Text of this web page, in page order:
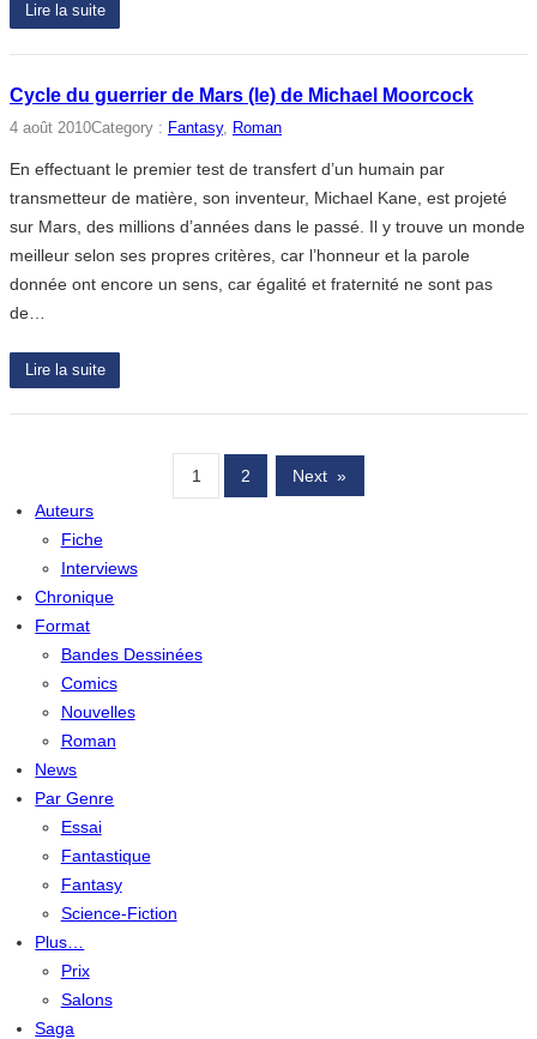
Lire la suite
Cycle du guerrier de Mars (le) de Michael Moorcock
4 août 2010Category : Fantasy, Roman
En effectuant le premier test de transfert d’un humain par
transmetteur de matière, son inventeur, Michael Kane, est projeté
sur Mars, des millions d’années dans le passé. Il y trouve un monde
meilleur selon ses propres critères, car l’honneur et la parole
donnée ont encore un sens, car égalité et fraternité ne sont pas
de…
Lire la suite
1 2 Next »
Auteurs
Fiche
Interviews
Chronique
Format
Bandes Dessinées
Comics
Nouvelles
Roman
News
Par Genre
Essai
Fantastique
Fantasy
Science-Fiction
Plus…
Prix
Salons
Saga